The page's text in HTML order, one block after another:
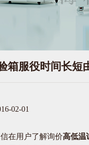
箱服役时间长短
02-01
用户了解询价高低温